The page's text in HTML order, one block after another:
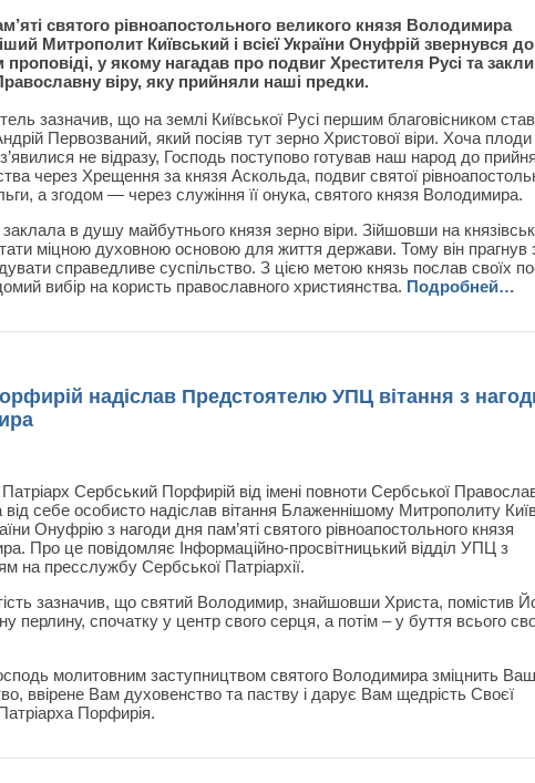
святого рівноапостольного великого князя Володимира
Митрополит Київський і всієї України Онуфрій звернувся до
проповіді, у якому нагадав про подвиг Хрестителя Русі та
віру, яку прийняли наші предки.
зазначив, що на землі Київської Русі першим благовісником
Первозваний, який посіяв тут зерно Христової віри. Хоча плоди
з’явилися не відразу, Господь поступово готував наш народ до
через Хрещення за князя Аскольда, подвиг святої
а згодом — через служіння її онука, святого князя Володимира.
в душу майбутнього князя зерно віри. Зійшовши на
міцною духовною основою для життя держави. Тому він прагнув
справедливе суспільство. З цією метою князь послав своїх
вибір на користь православного християнства. Подробней…
надіслав Предстоятелю УПЦ вітання з
Сербський Порфирій від імені повноти Сербської
від себе особисто надіслав вітання Блаженнішому Митрополиту
Онуфрію з нагоди дня пам’яті святого рівноапостольного князя
Про це повідомляє Інформаційно-просвітницький відділ УПЦ з
на пресслужбу Сербської Патріархії.
зазначив, що святий Володимир, знайшовши Христа, помістив
перлину, спочатку у центр свого серця, а потім – у буття всього
молитовним заступництвом святого Володимира зміцнить
ввірене Вам духовенство та паству і дарує Вам щедрість Своєї
Порфирія.